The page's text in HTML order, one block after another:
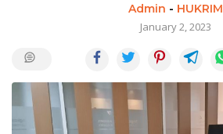
Admin - HUKRIM
January 2, 2023